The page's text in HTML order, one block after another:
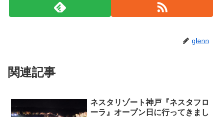
glenn
関連記事
ネスタリゾート神戸『ネスタフロ
ーラ』オープン日に行ってきまし